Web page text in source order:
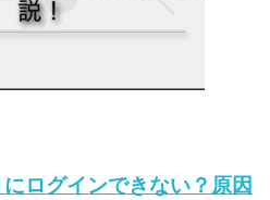
ログインできない？原因